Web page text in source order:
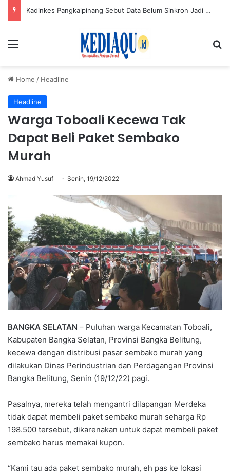
Donor Darah HUT ke-50 PT TIMAH di Karimun Kumpulkan 120 Kantong Darah
Menu
Home / Headline
Headline
Warga Toboali Kecewa Tak
Dapat Beli Paket Sembako
Murah
Ahmad Yusuf Senin, 19/12/2022
BANGKA SELATAN – Puluhan warga Kecamatan Toboali,
Kabupaten Bangka Selatan, Provinsi Bangka Belitung,
kecewa dengan distribusi pasar sembako murah yang
dilakukan Dinas Perindustrian dan Perdagangan Provinsi
Bangka Belitung, Senin (19/12/22) pagi.
Pasalnya, mereka telah mengantri dilapangan Merdeka
tidak dapat membeli paket sembako murah seharga Rp
198.500 tersebut, dikarenakan untuk dapat membeli paket
sembako harus memakai kupon.
“Kami tau ada paket sembako murah, eh pas ke lokasi